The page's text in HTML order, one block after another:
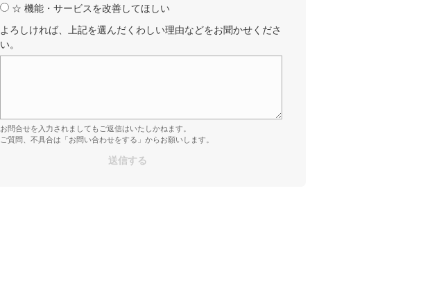
☆ 機能・サービスを改善してほしい
よろしければ、上記を選んだくわしい理由などをお聞かせくださ
い。
お問合せを入力されましてもご返信はいたしかねます。
ご質問、不具合は「お問い合わせをする」からお願いします。